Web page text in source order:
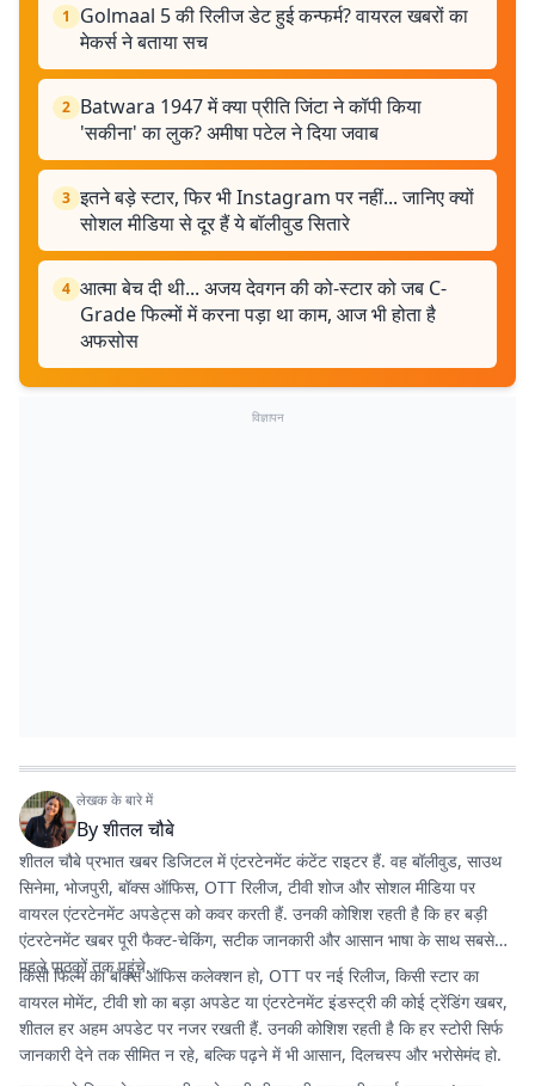
1
Golmaal 5 की रिलीज डेट हुई कन्फर्म? वायरल खबरों का
मेकर्स ने बताया सच
2 Batwara 1947 में क्या प्रीति जिंटा ने कॉपी किया
'सकीना' का लुक? अमीषा पटेल ने दिया जवाब
3 इतने बड़े स्टार, फिर भी Instagram पर नहीं... जानिए क्यों
सोशल मीडिया से दूर हैं ये बॉलीवुड सितारे
4 आत्मा बेच दी थी... अजय देवगन की को-स्टार को जब C-
Grade फिल्मों में करना पड़ा था काम, आज भी होता है
अफसोस
विज्ञापन
लेखक के बारे में
Byशीतल चौबे
शीतल चौबे प्रभात खबर डिजिटल में एंटरटेनमेंट कंटेंट राइटर हैं. वह बॉलीवुड, साउथ
सिनेमा, भोजपुरी, बॉक्स ऑफिस, OTT रिलीज, टीवी शोज और सोशल मीडिया पर
वायरल एंटरटेनमेंट अपडेट्स को कवर करती हैं. उनकी कोशिश रहती है कि हर बड़ी
एंटरटेनमेंट खबर पूरी फैक्ट-चेकिंग, सटीक जानकारी और आसान भाषा के साथ सबसे
पहले पाठकों तक पहुंचे.
किसी फिल्म का बॉक्स ऑफिस कलेक्शन हो, OTT पर नई रिलीज, किसी स्टार का
वायरल मोमेंट, टीवी शो का बड़ा अपडेट या एंटरटेनमेंट इंडस्ट्री की कोई ट्रेंडिंग खबर,
शीतल हर अहम अपडेट पर नजर रखती हैं. उनकी कोशिश रहती है कि हर स्टोरी सिर्फ
जानकारी देने तक सीमित न रहे, बल्कि पढ़ने में भी आसान, दिलचस्प और भरोसेमंद हो.